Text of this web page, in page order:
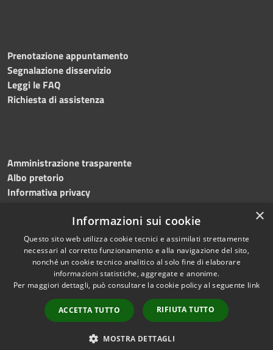
Prenotazione appuntamento
Segnalazione disservizio
Leggi le FAQ
Richiesta di assistenza
Amministrazione trasparente
Albo pretorio
Informativa privacy
Dichiarazione di accessibilità Meccanismo di feedback
RSS
Accessibilità
Copyright © 2026 • Comune di
Bitonto • Powered by
Municipium•
Accesso
redazione
×
Informazioni sui cookie
Questo sito web utilizza cookie tecnici e assimilati strettamente
necessari al corretto funzionamento e alla navigazione del sito,
nonché un cookie tecnico analitico al solo fine di elaborare
informazioni statistiche, aggregate e anonime.
Per maggiori dettagli, può consultare la cookie policy al seguente link
ACCETTA TUTTO RIFIUTA TUTTO
MOSTRA DETTAGLI